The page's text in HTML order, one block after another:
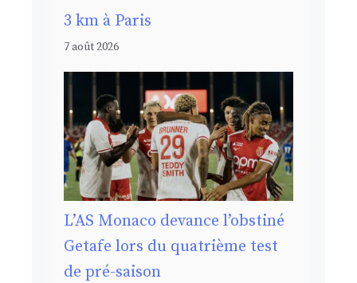
3 km à Paris
7 août 2026
L’AS Monaco devance l’obstiné
Getafe lors du quatrième test
de pré-saison